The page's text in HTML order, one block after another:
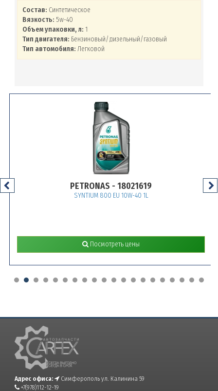
Состав: Синтетическое
Вязкость: 5w-40
Объем упаковки, л: 1
Тип двигателя: Бензиновый/дизельный/газовый
Тип автомобиля: Легковой
PETRONAS - 18021619
SYNTIUM 800 EU 10W-40 1L
Посмотреть цены
Адрес офиса:
Симферополь ул. Калинина 59
+7(978)112-12-19